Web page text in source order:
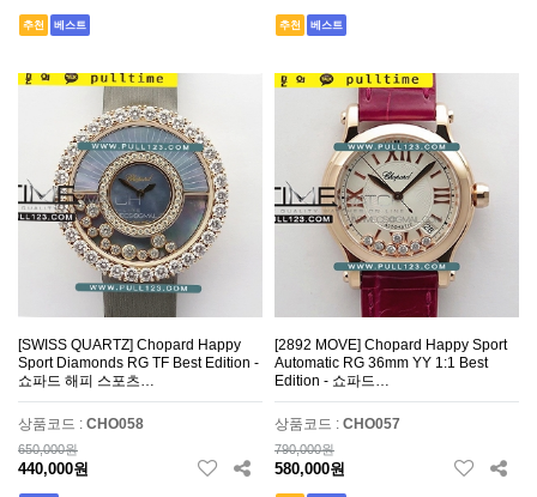
추천 베스트 추천 베스트
[SWISS QUARTZ] Chopard Happy
Sport Diamonds RG TF Best Edition -
쇼파드 해피 스포츠…
상품코드 : CHO058
650,000원
440,000원
[2892 MOVE] Chopard Happy Sport
Automatic RG 36mm YY 1:1 Best
Edition - 쇼파드…
상품코드 : CHO057
790,000원
580,000원